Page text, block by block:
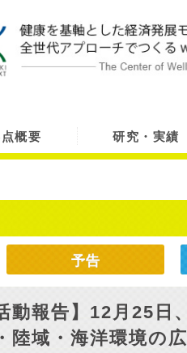
概要 研究・実績
予告
動報告】12月25
陸域・海洋環境の